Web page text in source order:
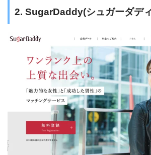
2. SugarDaddy(シュガーダデ